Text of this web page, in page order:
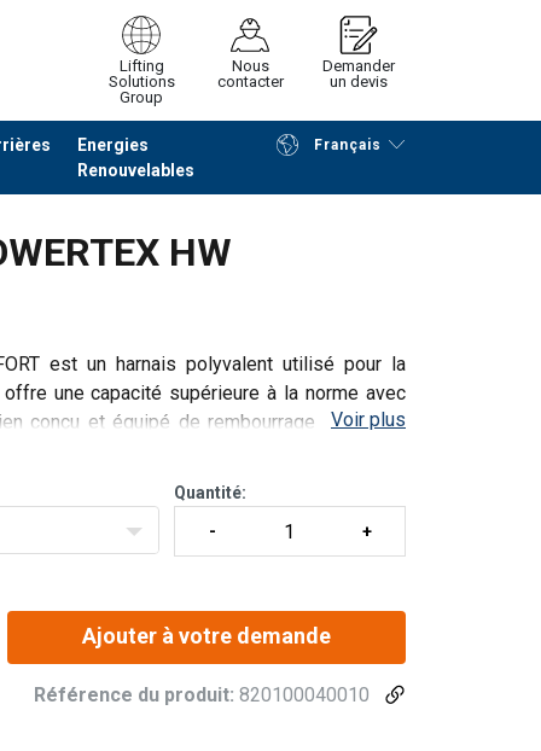
Lifting
Solutions
Group
Nous
contacter
Demander
un devis
Energies
Renouvelables
Français
Poursuivre Envoyer demande
HW
est un harnais polyvalent utilisé pour la
une capacité supérieure à la norme avec
conçu et équipé de rembourrages d'épaule
Voir plus
Quantité:
Ajouter à votre demande
Référence du produit: 820100040010